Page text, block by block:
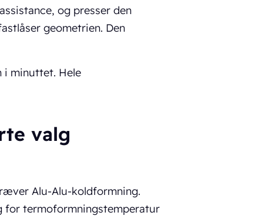
og presser den
geometrien. Den
i minuttet. Hele
valg
Alu-Alu-koldformning.
for termoformningstemperatur